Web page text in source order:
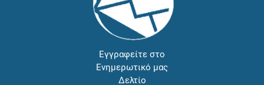
Εγγραφείτε στο
Ενημερωτικό μας
Δελτίο